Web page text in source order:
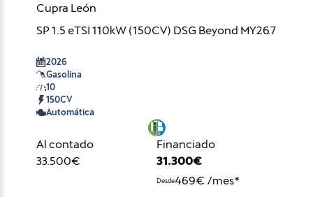
Cupra León
SP 1.5 eTSI 110kW (150CV) DSG Beyond MY26.7
2026
Gasolina
10
150CV
Automática
Al contado
33.500€
Financiado
31.300€
Desde469€ /mes*